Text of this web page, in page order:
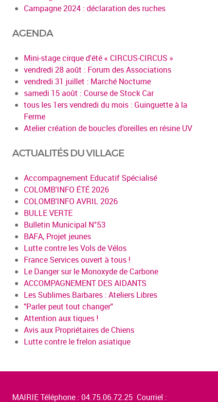
Campagne 2024 : déclaration des ruches
AGENDA
Mini-stage cirque d'été « CIRCUS-CIRCUS »
vendredi 28 août : Forum des Associations
vendredi 31 juillet : Marché Nocturne
samedi 15 août : Course de Stock Car
tous les 1ers vendredi du mois : Guinguette à la
Ferme
Atelier création de boucles d’oreilles en résine UV
ACTUALITÉS DU VILLAGE
Accompagnement Educatif Spécialisé
COLOMB'INFO ÉTÉ 2026
COLOMB'INFO AVRIL 2026
BULLE VERTE
Bulletin Municipal N°53
BAFA, Projet jeunes
Lutte contre les Vols de Vélos
France Services ouvert à tous !
Le Danger sur le Monoxyde de Carbone
ACCOMPAGNEMENT DES AIDANTS
Les Sublimes Barbares : Ateliers Libres
"Parler peut tout changer"
Attention aux tiques !
Avis aux Propriétaires de Chiens
Lutte contre le frelon asiatique
MAIRIE Téléphone : 04.75.06.72.25 Courriel :